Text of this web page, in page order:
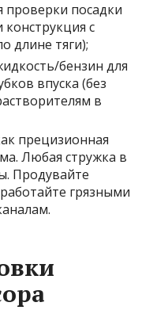
проверки посадки
конструкция с
длине тяги);
бензин для
впуска (без
в
прецизионная
Любая стружка в
Продувайте
грязными